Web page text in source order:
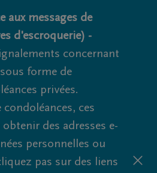
aux messages de
d'escroquerie) -
concernant
forme de
privées.
ces
des adresses e-
personnelles ou
pas sur des liens